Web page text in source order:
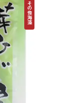
その他海藻